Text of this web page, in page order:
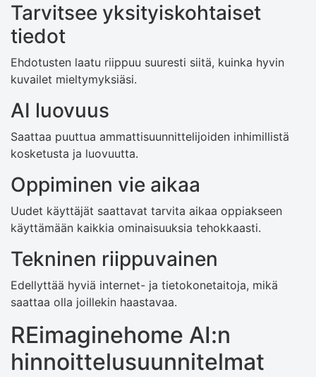
Tarvitsee yksityiskohtaiset
tiedot
Ehdotusten laatu riippuu suuresti siitä, kuinka hyvin
kuvailet mieltymyksiäsi.
AI luovuus
Saattaa puuttua ammattisuunnittelijoiden inhimillistä
kosketusta ja luovuutta.
Oppiminen vie aikaa
Uudet käyttäjät saattavat tarvita aikaa oppiakseen
käyttämään kaikkia ominaisuuksia tehokkaasti.
Tekninen riippuvainen
Edellyttää hyviä internet- ja tietokonetaitoja, mikä
saattaa olla joillekin haastavaa.
REimaginehome AI:n
hinnoittelusuunnitelmat